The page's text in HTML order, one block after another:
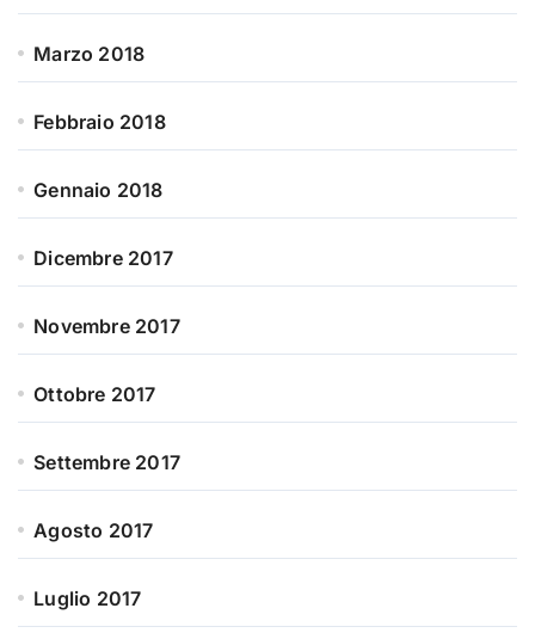
Marzo 2018
Febbraio 2018
Gennaio 2018
Dicembre 2017
Novembre 2017
Ottobre 2017
Settembre 2017
Agosto 2017
Luglio 2017